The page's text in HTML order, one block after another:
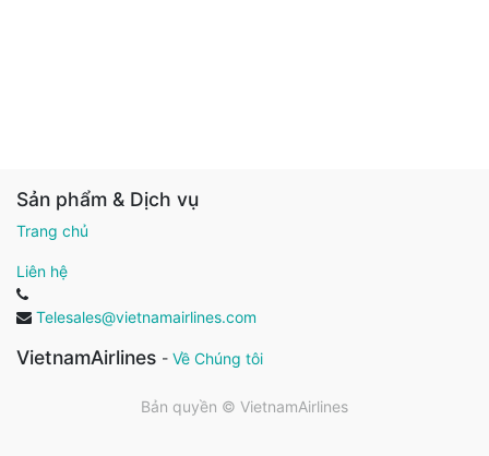
Sản phẩm & Dịch vụ
Trang chủ
Liên hệ
Telesales@vietnamairlines.com
VietnamAirlines - Về Chúng tôi
Bản quyền © VietnamAirlines